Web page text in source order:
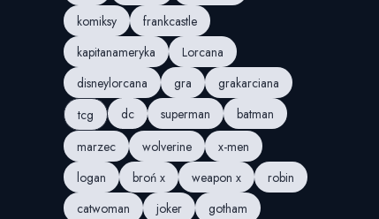
komiksy
frankcastle
kapitanameryka
Lorcana
disneylorcana
gra
grakarciana
tcg
dc superman
batman
marzec
wolverine
x-men
logan
broń x weapon x
robin
catwoman
joker
gotham